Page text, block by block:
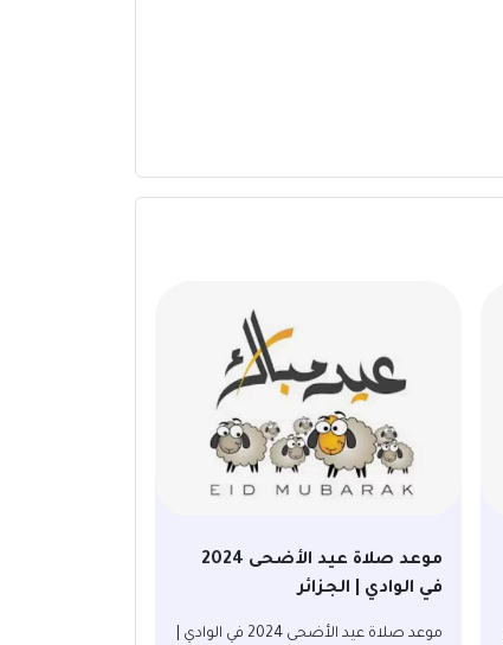
موعد صلاة عيد الأضحى 2024
في الوادي | الجزائر
موعد صلاة عيد الأضحى 2024 في الوادي |